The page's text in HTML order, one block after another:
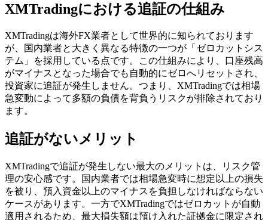
XMTradingにおける追証の仕組み
XMTradingは海外FX業者として世界的に知られております
が、国内業者と大きく異なる特徴の一つが「ゼロカットシス
テム」を採用している点です。この仕組みにより、口座残高
がマイナスとなった場合でも自動的にゼロへリセットされ、
投資家に追証が発生しません。つまり、XMTradingでは相場
急変動によって多額の負債を背負うリスクが排除されており
ます。
追証がないメリット
XMTradingで追証が発生しない最大のメリットは、リスク管
理の安心感です。国内業者では相場急変時に想定以上の損失
を被り、預入資金以上のマイナスを負担しなければならない
ケースがあります。一方でXMTradingではゼロカットが自動
適用されるため、最大損失額は預け入れた証拠金に限定され